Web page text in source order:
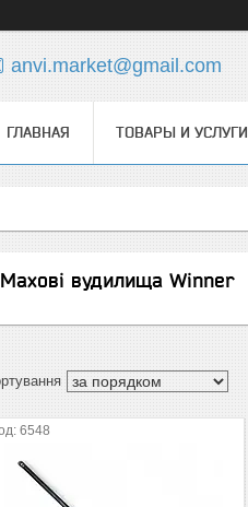
anvi.market@gmail.com
ГЛАВНАЯ ТОВАРЫ И УСЛУГИ
Махові вудилища Winner
6548